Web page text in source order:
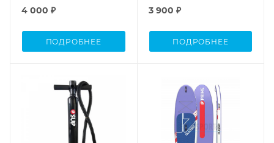
4 000 ₽
ПОДРОБНЕЕ
3 900 ₽
ПОДРОБНЕЕ